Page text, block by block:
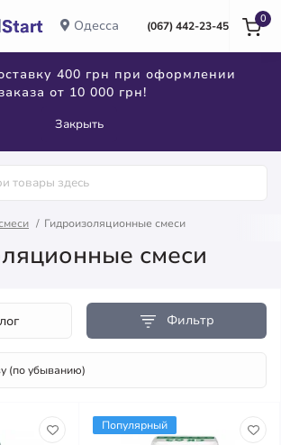
Одесса (067) 442-23-45
400 грн при оформлении
от 10 000 грн!
Закрыть
0
Гидроизоляционные смеси
смеси
Фильтр
Популярный